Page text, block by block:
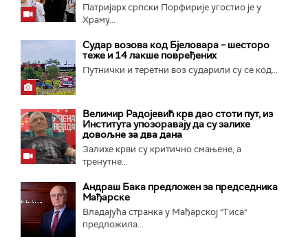
Патријарх српски Порфирије угостио је у
Храму...
Судар возова код Бјеловара – шесторо
теже и 14 лакше повређених
Путнички и теретни воз сударили су се код...
Велимир Радојевић крв дао стоти пут, из
Института упозоравају да су залихе
довољне за два дана
Залихе крви су критично смањене, а
тренутне...
Андраш Бакa предложен за председника
Мађарске
Владајућа странка у Мађарској "Тиса"
предложила...